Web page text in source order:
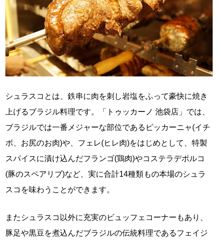
シュラスコとは、鉄串に肉を刺し岩塩をふって豪快に焼き
上げるブラジル料理です。「トゥッカーノ 池袋店」では、
ブラジルでは一番メジャーな部位であるピッカーニャ(イチ
ボ、お尻のお肉)や、フェレ(ヒレ肉)をはじめとして、特製
スパイスに漬け込んだフランゴ(鶏肉)やコステラデポルコ
(豚のスペアリブ)など、実に合計14種類もの本場のシュラ
スコを味わうことができます。
またシュラスコ以外に充実のビュッフェコーナーもあり、
豚足や黒豆を煮込んだブラジルの伝統料理であるフェイジ